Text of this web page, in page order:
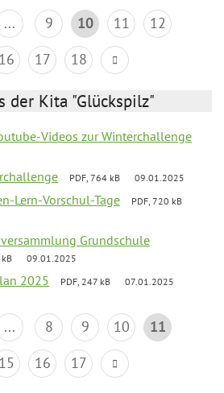
... 9 10 11
12
16 17 18
der Kita "Glückspilz"
Videos zur Winterchallenge
PDF, 764 kB 09.01.2025
Lern-Vorschul-Tage
PDF, 720 kB
Grundschule
09.01.2025
2025 PDF, 247 kB 07.01.2025
... 8 9 10
11
15 16 17